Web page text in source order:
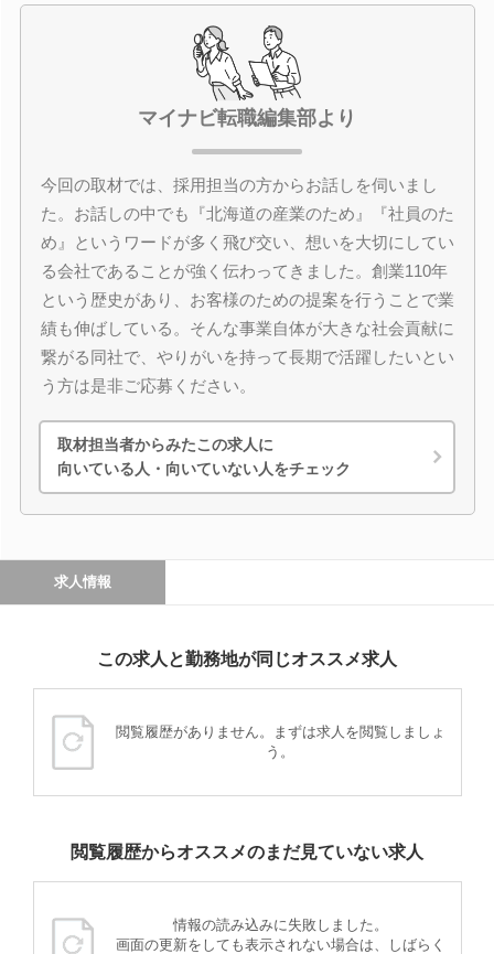
マイナビ転職編集部より
今回の取材では、採用担当の方からお話しを伺いまし
た。お話しの中でも『北海道の産業のため』『社員のた
め』というワードが多く飛び交い、想いを大切にしてい
る会社であることが強く伝わってきました。創業110年
という歴史があり、お客様のための提案を行うことで業
績も伸ばしている。そんな事業自体が大きな社会貢献に
繋がる同社で、やりがいを持って長期で活躍したいとい
う方は是非ご応募ください。
取材担当者からみたこの求人に
向いている人・向いていない人をチェック
求人情報
この求人と勤務地が同じオススメ求人
閲覧履歴がありません。まずは求人を閲覧しましょ
う。
閲覧履歴からオススメのまだ見ていない求人
情報の読み込みに失敗しました。
画面の更新をしても表示されない場合は、しばらく